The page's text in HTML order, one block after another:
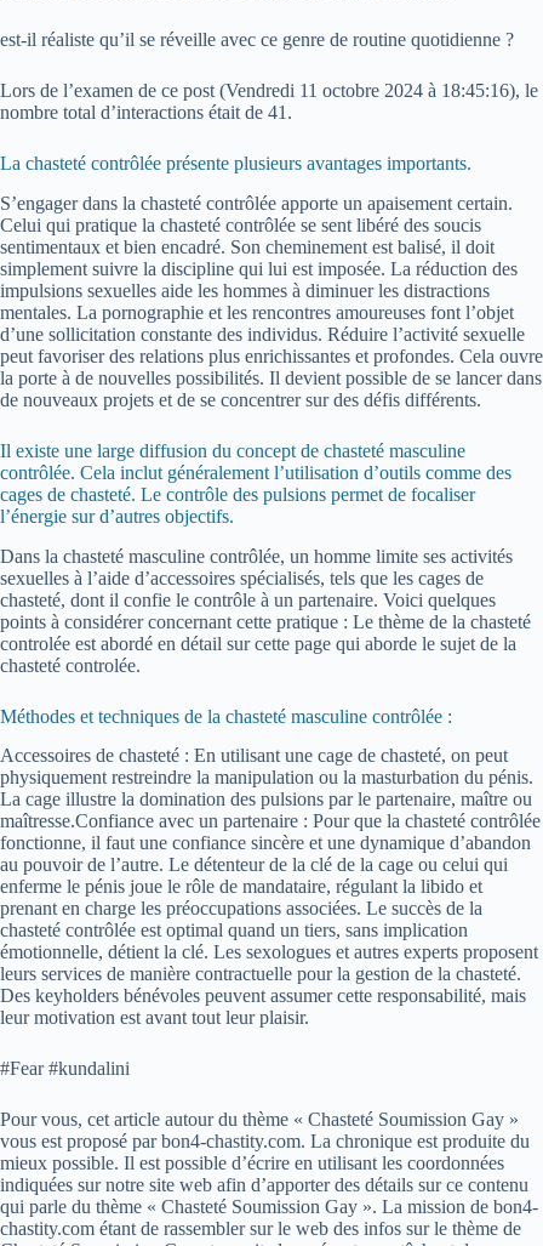
est-il réaliste qu’il se réveille avec ce genre de routine quotidienne ?
Lors de l’examen de ce post (Vendredi 11 octobre 2024 à 18:45:16), le
nombre total d’interactions était de 41.
La chasteté contrôlée présente plusieurs avantages importants.
S’engager dans la chasteté contrôlée apporte un apaisement certain.
Celui qui pratique la chasteté contrôlée se sent libéré des soucis
sentimentaux et bien encadré. Son cheminement est balisé, il doit
simplement suivre la discipline qui lui est imposée. La réduction des
impulsions sexuelles aide les hommes à diminuer les distractions
mentales. La pornographie et les rencontres amoureuses font l’objet
d’une sollicitation constante des individus. Réduire l’activité sexuelle
peut favoriser des relations plus enrichissantes et profondes. Cela ouvre
la porte à de nouvelles possibilités. Il devient possible de se lancer dans
de nouveaux projets et de se concentrer sur des défis différents.
Il existe une large diffusion du concept de chasteté masculine
contrôlée. Cela inclut généralement l’utilisation d’outils comme des
cages de chasteté. Le contrôle des pulsions permet de focaliser
l’énergie sur d’autres objectifs.
Dans la chasteté masculine contrôlée, un homme limite ses activités
sexuelles à l’aide d’accessoires spécialisés, tels que les cages de
chasteté, dont il confie le contrôle à un partenaire. Voici quelques
points à considérer concernant cette pratique : Le thème de la chasteté
controlée est abordé en détail sur cette page qui aborde le sujet de la
chasteté controlée.
Méthodes et techniques de la chasteté masculine contrôlée :
Accessoires de chasteté : En utilisant une cage de chasteté, on peut
physiquement restreindre la manipulation ou la masturbation du pénis.
La cage illustre la domination des pulsions par le partenaire, maître ou
maîtresse.Confiance avec un partenaire : Pour que la chasteté contrôlée
fonctionne, il faut une confiance sincère et une dynamique d’abandon
au pouvoir de l’autre. Le détenteur de la clé de la cage ou celui qui
enferme le pénis joue le rôle de mandataire, régulant la libido et
prenant en charge les préoccupations associées. Le succès de la
chasteté contrôlée est optimal quand un tiers, sans implication
émotionnelle, détient la clé. Les sexologues et autres experts proposent
leurs services de manière contractuelle pour la gestion de la chasteté.
Des keyholders bénévoles peuvent assumer cette responsabilité, mais
leur motivation est avant tout leur plaisir.
#Fear #kundalini
Pour vous, cet article autour du thème « Chasteté Soumission Gay »
vous est proposé par bon4-chastity.com. La chronique est produite du
mieux possible. Il est possible d’écrire en utilisant les coordonnées
indiquées sur notre site web afin d’apporter des détails sur ce contenu
qui parle du thème « Chasteté Soumission Gay ». La mission de bon4-
chastity.com étant de rassembler sur le web des infos sur le thème de